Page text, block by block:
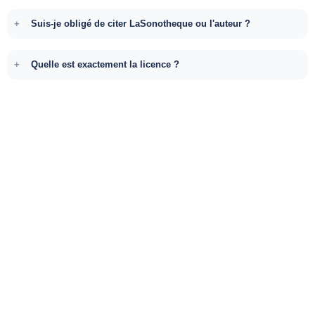
Suis-je obligé de citer LaSonotheque ou l'auteur ?
Quelle est exactement la licence ?